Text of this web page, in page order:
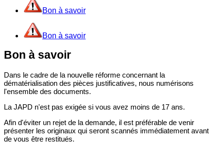
Bon à savoir
Bon à savoir
Bon à savoir
Dans le cadre de la nouvelle réforme concernant la
dématérialisation des pièces justificatives, nous numérisons
l'ensemble des documents.
La JAPD n'est pas exigée si vous avez moins de 17 ans.
Afin d'éviter un rejet de la demande, il est préférable de venir
présenter les originaux qui seront scannés immédiatement avant
de vous être restitués.